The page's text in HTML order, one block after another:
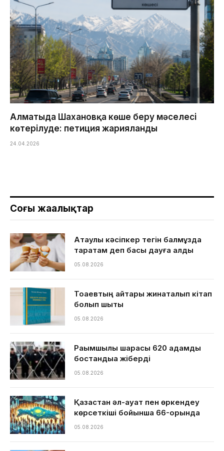
Алматыда Шахановқа көше беру мәселесі
көтерілуде: петиция жарияланды
24.04.2026
Соңғы жаңалықтар
Ақтаулық кәсіпкер тегін балмұздақ
таратам деп басы дауға қалды
05.08.2026
Тоқаевтың айтқары жинақталып кітап
болып шықты
05.08.2026
Рақымшылық шарасы 620 адамды
бостандыққа жіберді
05.08.2026
Қазақстан әл-ауқат пен өркендеу
көрсеткіші бойынша 66-орында
05.08.2026